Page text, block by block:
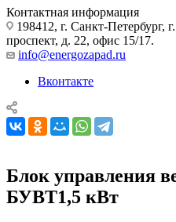
Контактная информация
198412, г. Санкт-Петербург,
проспект, д. 22, офис 15/17.
info@energozapad.ru
Вконтакте
Блок управления
БУВТ1,5 кВт